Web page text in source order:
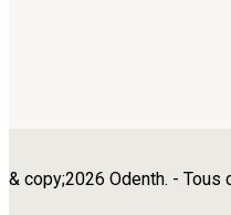
& copy;2026 Odenth. -